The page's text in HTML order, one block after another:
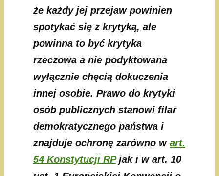
że każdy jej przejaw powinien
spotykać się z krytyką, ale
powinna to być krytyka
rzeczowa a nie podyktowana
wyłącznie chęcią dokuczenia
innej osobie. Prawo do krytyki
osób publicznych stanowi filar
demokratycznego państwa i
znajduje ochronę zarówno w art.
54 Konstytucji RPjak i w art. 10